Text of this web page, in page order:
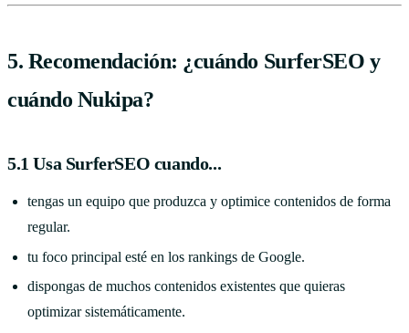
5. Recomendación: ¿cuándo SurferSEO y
cuándo Nukipa?
5.1 Usa SurferSEO cuando...
tengas un equipo que produzca y optimice contenidos de forma
regular.
tu foco principal esté en los rankings de Google.
dispongas de muchos contenidos existentes que quieras
optimizar sistemáticamente.